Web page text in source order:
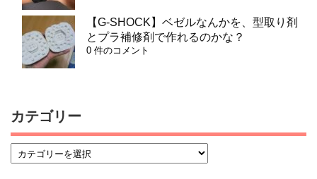
【G-SHOCK】ベゼルなんかを、型取り剤
とプラ補修剤で作れるのかな？
0 件のコメント
カテゴリー